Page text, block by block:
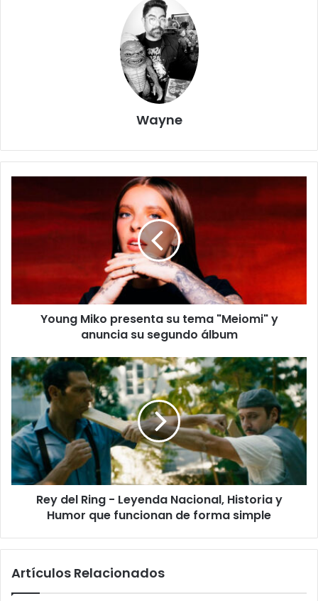
Wayne
Young Miko presenta su tema "Meiomi" y
anuncia su segundo álbum
Rey del Ring - Leyenda Nacional, Historia y
Humor que funcionan de forma simple
Artículos Relacionados